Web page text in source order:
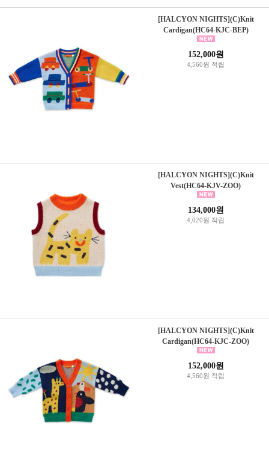
[HALCYON NIGHTS](C)Knit
Cardigan(HC64-KJC-BEP)
152,000원
4,560원 적립
[HALCYON NIGHTS](C)Knit
Vest(HC64-KJV-ZOO)
134,000원
4,020원 적립
[HALCYON NIGHTS](C)Knit
Cardigan(HC64-KJC-ZOO)
152,000원
4,560원 적립